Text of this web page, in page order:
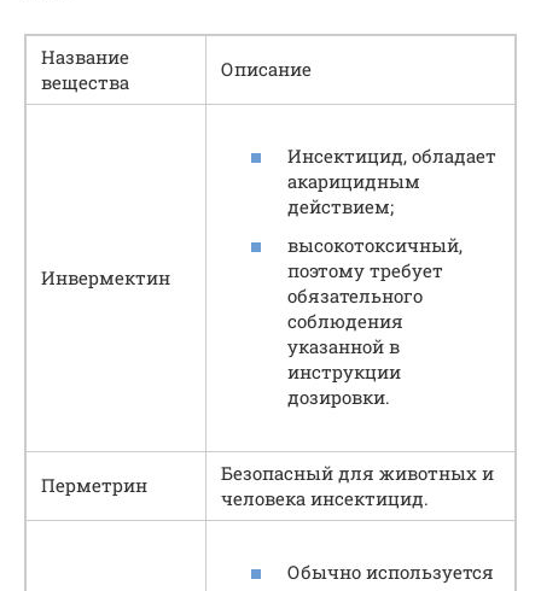
Название
вещества
Описание
Инвермектин
Инсектицид, обладает
акарицидным
действием;
высокотоксичный,
поэтому требует
обязательного
соблюдения
указанной в
инструкции
дозировки.
Перметрин
Безопасный для животных и
человека инсектицид.
Обычно используется